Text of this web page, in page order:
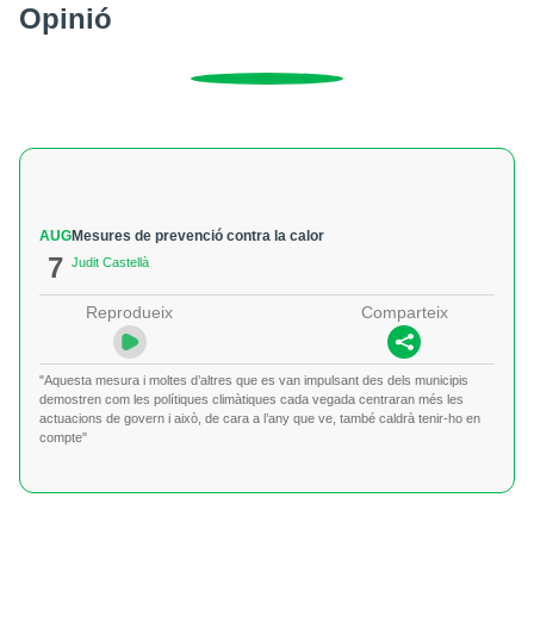
Opinió
AUG
7
Mesures de prevenció contra la calor
Judit Castellà
Reprodueix Comparteix
"Aquesta mesura i moltes d’altres que es van impulsant des dels municipis
demostren com les polítiques climàtiques cada vegada centraran més les
actuacions de govern i això, de cara a l’any que ve, també caldrà tenir-ho en
compte"